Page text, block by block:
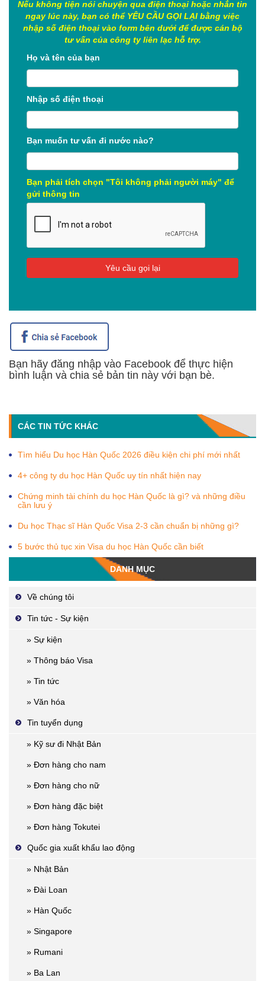
Nếu không tiện nói chuyện qua điện thoại hoặc nhắn tin
ngay lúc này, bạn có thể YÊU CẦU GỌI LẠI bằng việc
nhập số điện thoại vào form bên dưới để được cán bộ
tư vấn của công ty liên lạc hỗ trợ.
Họ và tên của bạn
Nhập số điện thoại
Bạn muốn tư vấn đi nước nào?
Bạn phải tích chọn "Tôi không phải người máy" để
gửi thông tin
Bạn hãy đăng nhập vào Facebook để thực hiện
bình luận và chia sẻ bản tin này với bạn bè.
CÁC TIN TỨC KHÁC
Tìm hiểu Du học Hàn Quốc 2026 điều kiện chi phí mới nhất
4+ công ty du học Hàn Quốc uy tín nhất hiện nay
Chứng minh tài chính du học Hàn Quốc là gì? và những điều
cần lưu ý
Du học Thạc sĩ Hàn Quốc Visa 2-3 cần chuẩn bị những gì?
5 bước thủ tục xin Visa du học Hàn Quốc cần biết
DANH MỤC
Về chúng tôi
Tin tức - Sự kiện
» Sự kiện
» Thông báo Visa
» Tin tức
» Văn hóa
Tin tuyển dụng
» Kỹ sư đi Nhật Bản
» Đơn hàng cho nam
» Đơn hàng cho nữ
» Đơn hàng đặc biệt
» Đơn hàng Tokutei
Quốc gia xuất khẩu lao động
» Nhật Bản
» Đài Loan
» Hàn Quốc
» Singapore
» Rumani
» Ba Lan